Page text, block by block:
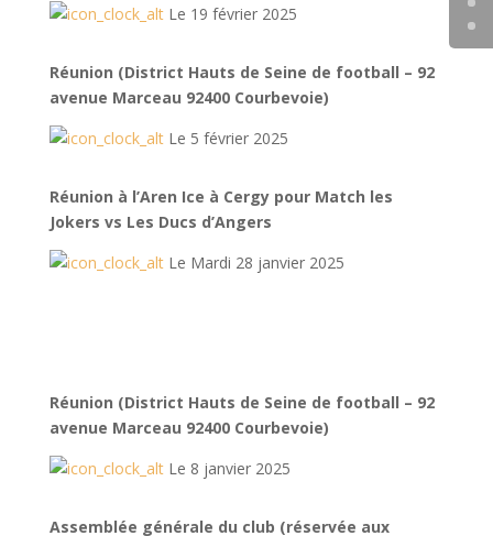
Le 19 février 2025
Réunion (District Hauts de Seine de football – 92
avenue Marceau 92400 Courbevoie)
Le 5 février 2025
Réunion à l’Aren Ice à Cergy pour Match les
Jokers vs Les Ducs d’Angers
Le Mardi 28 janvier 2025
Réunion (District Hauts de Seine de football – 92
avenue Marceau 92400 Courbevoie)
Le 8 janvier 2025
Assemblée générale du club (réservée aux